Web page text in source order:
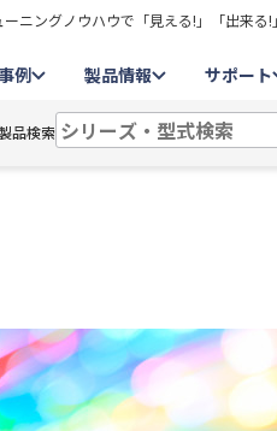
ングノウハウで「見える!」「出来る!
例 製品情報 サポート
品検索